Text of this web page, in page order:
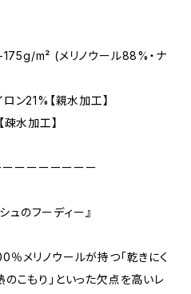
m² (メリノウール88%・ナ
ン21%【親水加工】
疎水加工】
ーーーーーーー
ュのフーディー』
メリノウールが持つ「乾きにく
のこもり」といった欠点を高いレ